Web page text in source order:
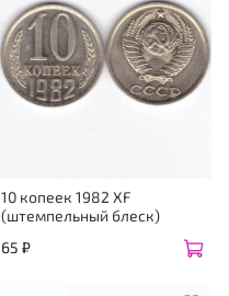
10 копеек 1982 XF
(штемпельный блеск)
65 ₽